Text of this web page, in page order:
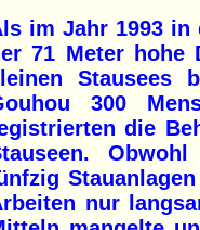
im Jahr 1993 in
71 Meter hohe
Stausees
300
die
nur